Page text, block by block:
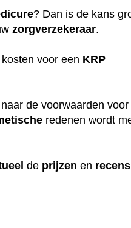
? Dan is de kans
zorgverzekeraar.
voor een KRP
naar de voorwaarden voor
redenen wordt
de prijzen en